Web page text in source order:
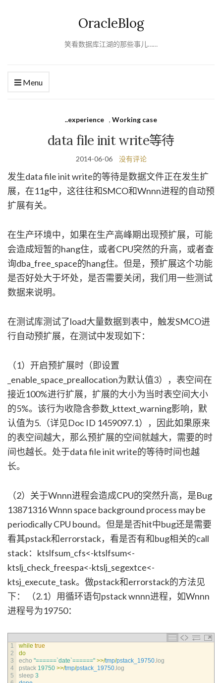
OracleBlog
笑看数据库江湖的那些事儿……
Menu
..experience , Working case
data file init write等待
2014-06-06 没有评论
发生data file init write的等待是数据文件正在发生扩
展，在11g中，这往往和SMCO和Wnnn进程的自动预
扩展有关。
在生产环境中，如果在生产高峰期出现预扩展，可能
会造成短暂的hang住，或者CPU突然的升高，或者查
询dba_free_space的hang住。但是，预扩展这个功能
是否好处大于坏处，是否需要关闭，我们用一些测试
数据来说明。
在测试库测试了load大量数据到表中，触发SMCO进
行自动预扩展，在测试中发现如下：
（1）开启预扩展时（即设置
_enable_space_preallocation为默认值3），表空间在
接近100%进行扩展，扩展的大小为当时表空间大小
的5%。该行为收隐含参数_kttext_warning影响，默
认值为5.（详见Doc ID 1459097.1），因此如果原来
的表空间越大，那么预扩展的空间就越大，需要的时
间也越长。处于data file init write的等待时间也越
长。
（2）关于Wnnn进程会造成CPU的突然升高，是Bug
13871316 Wnnn space background process may be
periodically CPU bound。但是是否hit中bug还是需要
看其pstack和errorstack，看是否有和bug相关的call
stack：ktslfsum_cfs<-ktslfsum<-
ktslj_check_freespa<-ktslj_segextce<-
ktsj_execute_task。做pstack和errorstack的方法见
下： （2.1）用循环语句pstack wnnn进程，如Wnnn
进程号为19750：
1
2
3
4
5
while true
do
echo "======`date`======" >>/tmp/pstack_19750. log
pstack 19750 >>/tmp/pstack_19750. log
sleep 3